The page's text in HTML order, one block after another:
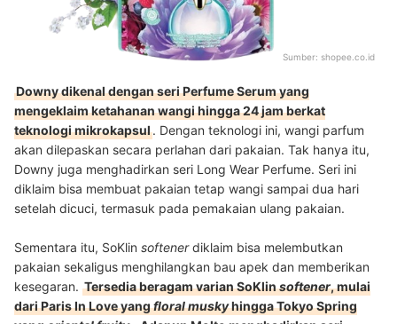
Sumber: shopee.co.id
Downy dikenal dengan seri Perfume Serum yang
mengeklaim ketahanan wangi hingga 24 jam berkat
teknologi mikrokapsul. Dengan teknologi ini, wangi parfum
akan dilepaskan secara perlahan dari pakaian. Tak hanya itu,
Downy juga menghadirkan seri Long Wear Perfume. Seri ini
diklaim bisa membuat pakaian tetap wangi sampai dua hari
setelah dicuci, termasuk pada pemakaian ulang pakaian.
Sementara itu, SoKlin softenerdiklaim bisa melembutkan
pakaian sekaligus menghilangkan bau apek dan memberikan
kesegaran. Tersedia beragam varian SoKlinsoftener, mulai
dari Paris In Love yangfloral muskyhingga Tokyo Spring